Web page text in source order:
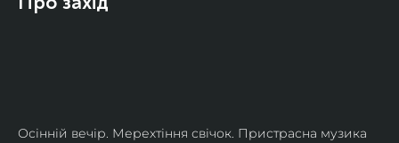
Осінній вечір. Мерехтіння свічок. Пристрасна музика